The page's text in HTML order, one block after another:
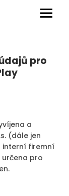
MENU
pro
a
(dále jen
interní firemní
určena pro